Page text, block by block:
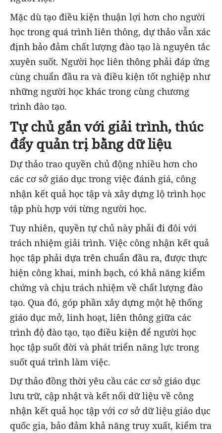
Mặc dù tạo điều kiện thuận lợi hơn cho người
học trong quá trình liên thông, dự thảo vẫn xác
định bảo đảm chất lượng đào tạo là nguyên tắc
xuyên suốt. Người học liên thông phải đáp ứng
cùng chuẩn đầu ra và điều kiện tốt nghiệp như
những người học khác trong cùng chương
trình đào tạo.
Tự chủ gắn với giải trình, thúc
đẩy quản trị bằng dữ liệu
Dự thảo trao quyền chủ động nhiều hơn cho
các cơ sở giáo dục trong việc đánh giá, công
nhận kết quả học tập và xây dựng lộ trình học
tập phù hợp với từng người học.
Tuy nhiên, quyền tự chủ này phải đi đôi với
trách nhiệm giải trình. Việc công nhận kết quả
học tập phải dựa trên chuẩn đầu ra, được thực
hiện công khai, minh bạch, có khả năng kiểm
chứng và chịu trách nhiệm về chất lượng đào
tạo. Qua đó, góp phần xây dựng một hệ thống
giáo dục mở, linh hoạt, liên thông giữa các
trình độ đào tạo, tạo điều kiện để người học
học tập suốt đời và phát triển năng lực trong
suốt quá trình làm việc.
Dự thảo đồng thời yêu cầu các cơ sở giáo dục
lưu trữ, cập nhật và kết nối dữ liệu về công
nhận kết quả học tập với cơ sở dữ liệu giáo dục
quốc gia, bảo đảm khả năng truy xuất, kiểm tra